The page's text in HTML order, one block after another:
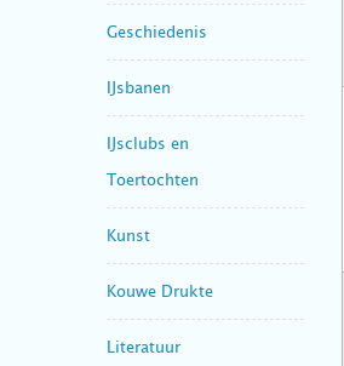
Geschiedenis
IJsbanen
IJsclubs en
Toertochten
Kunst
Kouwe Drukte
Literatuur